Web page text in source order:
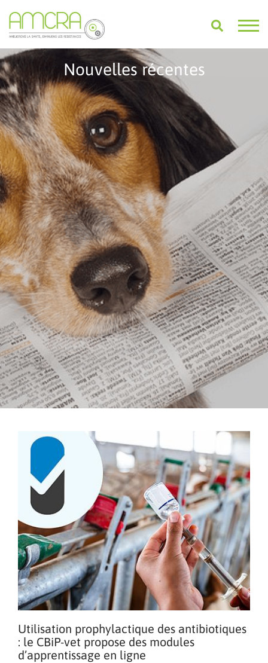
Nouvelles récentes
Utilisation prophylactique des antibiotiques
: le CBiP-vet propose des modules
d’apprentissage en ligne